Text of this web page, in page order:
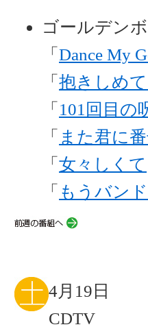
ゴールデン
「 Dance My
「 抱きしめ
「 101回目の
「 また君に
「 女々しくて
「 もうバン
4月19日
CDTV